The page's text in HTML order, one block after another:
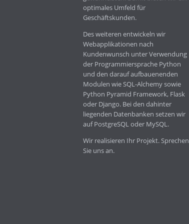
optimales Umfeld für
Geschäftskunden.
Des weiteren entwickeln wir
Webapplikationen nach
Kundenwunsch unter Verwendung
der Programmiersprache Python
und den darauf aufbauenenden
Modulen wie SQL-Alchemy sowie
Python Pyramid Framework, Flask
oder Django. Bei den dahinter
liegenden Datenbanken setzen wir
auf PostgreSQL oder MySQL.
Wir realisieren Ihr Projekt. Sprechen
Sie uns an.